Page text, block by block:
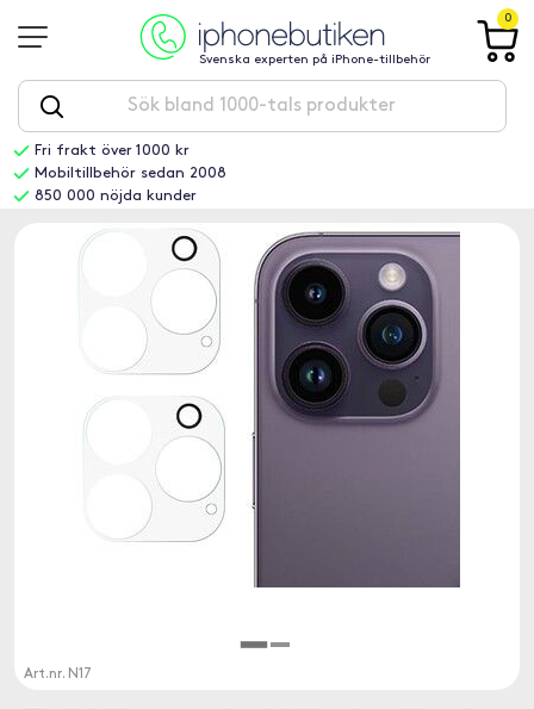
Svenska experten på iPhone-tillbehör
0
Fri frakt över 1000 kr
Mobiltillbehör sedan 2008
850 000 nöjda kunder
Art.nr. N17